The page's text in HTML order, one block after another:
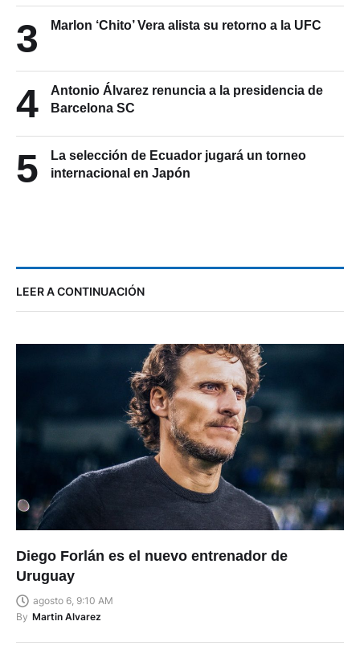
3 Marlon ‘Chito’ Vera alista su retorno a la UFC
4
Antonio Álvarez renuncia a la presidencia de
Barcelona SC
5
La selección de Ecuador jugará un torneo
internacional en Japón
LEER A CONTINUACIÓN
Diego Forlán es el nuevo entrenador de
Uruguay
agosto 6, 9:10 AM
By Martin Alvarez